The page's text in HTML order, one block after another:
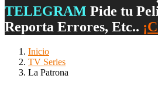
TELEGRAM Pide tu
Reporta Errores, Etc..
Inicio
TV Series
La Patrona